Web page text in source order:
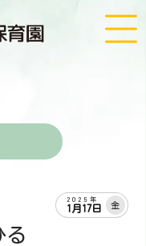
2025年
1月17日 金